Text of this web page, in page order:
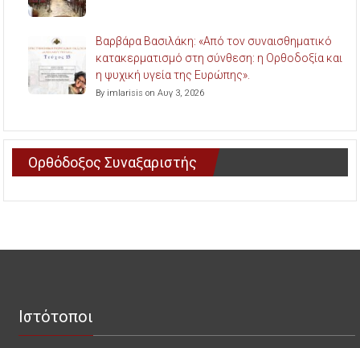
Βαρβάρα Βασιλάκη: «Από τον συναισθηματικό
κατακερματισμό στη σύνθεση: η Ορθοδοξία και
η ψυχική υγεία της Ευρώπης».
By imlarisis on Αυγ 3, 2026
Ορθόδοξος Συναξαριστής
Ιστότοποι